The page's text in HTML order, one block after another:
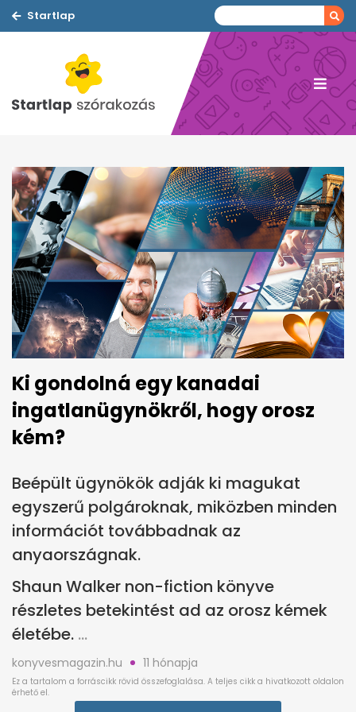
Startlap
Ki gondolná egy kanadai
ingatlanügynökről, hogy orosz
kém?
Beépült ügynökök adják ki magukat
egyszerű polgároknak, miközben minden
információt továbbadnak az
anyaországnak.
Shaun Walker non-fiction könyve
részletes betekintést ad az orosz kémek
életébe.
konyvesmagazin.hu 11 hónapja